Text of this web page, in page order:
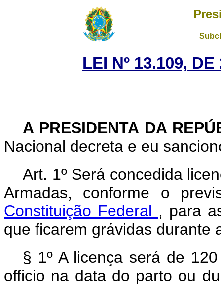
LEI Nº 13.109,
A PRESIDENTA DA
Nacional decreta e eu
Art. 1º Será concedida
Armadas, conforme o
Constituição Federal , para
que ficarem grávidas durante
§ 1º A licença será de
officio na data do parto ou